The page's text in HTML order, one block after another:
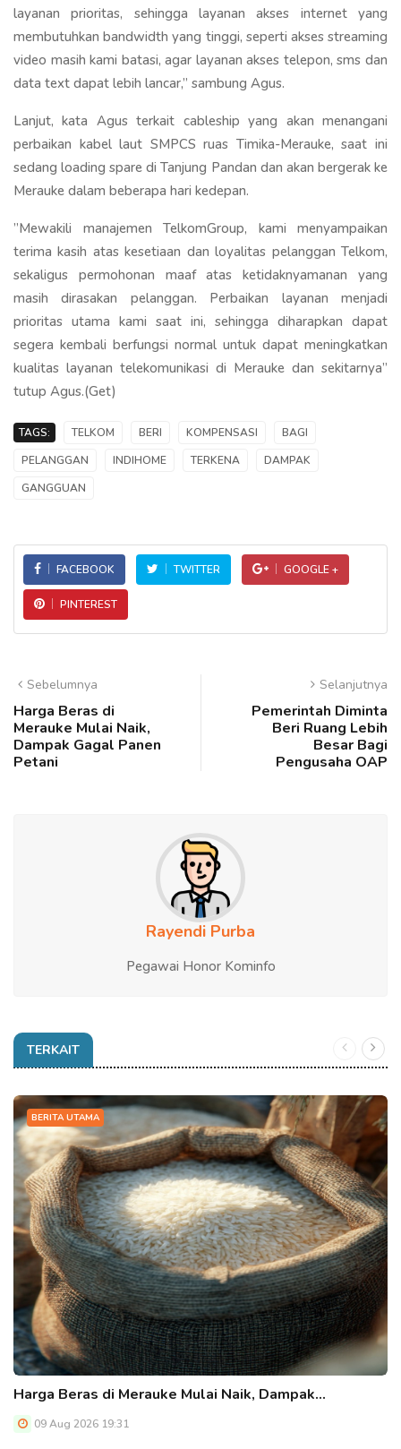
layanan prioritas, sehingga layanan akses internet yang
membutuhkan bandwidth yang tinggi, seperti akses streaming
video masih kami batasi, agar layanan akses telepon, sms dan
data text dapat lebih lancar,” sambung Agus.
Lanjut, kata Agus terkait cableship yang akan menangani
perbaikan kabel laut SMPCS ruas Timika-Merauke, saat ini
sedang loading spare di Tanjung Pandan dan akan bergerak ke
Merauke dalam beberapa hari kedepan.
”Mewakili manajemen TelkomGroup, kami menyampaikan
terima kasih atas kesetiaan dan loyalitas pelanggan Telkom,
sekaligus permohonan maaf atas ketidaknyamanan yang
masih dirasakan pelanggan. Perbaikan layanan menjadi
prioritas utama kami saat ini, sehingga diharapkan dapat
segera kembali berfungsi normal untuk dapat meningkatkan
kualitas layanan telekomunikasi di Merauke dan sekitarnya”
tutup Agus.(Get)
TAGS: TELKOM BERI KOMPENSASI
BAGI
PELANGGAN
INDIHOME TERKENA
DAMPAK
GANGGUAN
FACEBOOK TWITTER GOOGLE +
PINTEREST
Sebelumnya
Harga Beras di
Merauke Mulai Naik,
Dampak Gagal Panen
Petani
Selanjutnya
Pemerintah Diminta
Beri Ruang Lebih
Besar Bagi
Pengusaha OAP
Rayendi Purba
Pegawai Honor Kominfo
TERKAIT
BERITA UTAMA
Harga Beras di Merauke Mulai Naik, Dampak…
09 Aug 2026 19:31